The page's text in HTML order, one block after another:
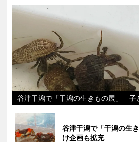
谷津干潟で「干潟の生きもの展」 子
谷津干潟で「干潟の生
け企画も拡充